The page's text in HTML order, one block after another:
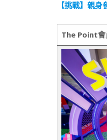
【挑戰】親
The Point